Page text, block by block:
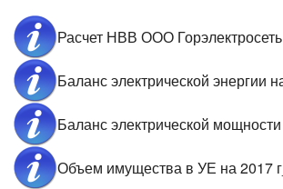
Расчет НВВ ООО
Баланс электрической энергии
Баланс электрической
Объем имущества в УЕ на 2017